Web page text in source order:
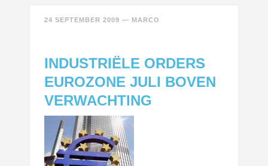
24 SEPTEMBER 2009 — MARCO
INDUSTRIËLE ORDERS
EUROZONE JULI BOVEN
VERWACHTING